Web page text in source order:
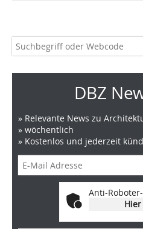
DBZ
» Relevante News zu
» wöchentlich
» Kostenlos und jederzeit
Anti-